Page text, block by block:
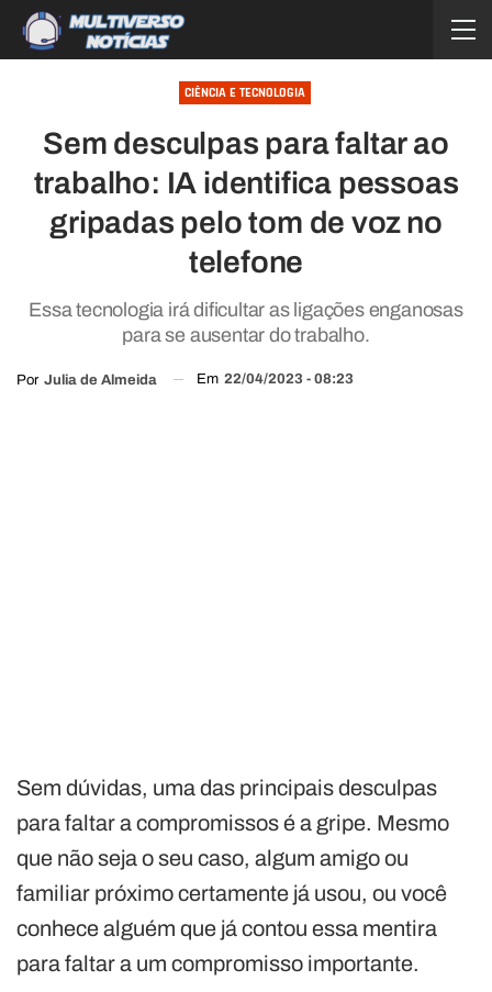
CIÊNCIA E TECNOLOGIA
Sem desculpas para faltar ao
trabalho: IA identifica pessoas
gripadas pelo tom de voz no
telefone
Essa tecnologia irá dificultar as ligações enganosas
para se ausentar do trabalho.
Por Julia de Almeida Em 22/04/2023 - 08:23
Sem dúvidas, uma das principais desculpas
para faltar a compromissos é a gripe. Mesmo
que não seja o seu caso, algum amigo ou
familiar próximo certamente já usou, ou você
conhece alguém que já contou essa mentira
para faltar a um compromisso importante.